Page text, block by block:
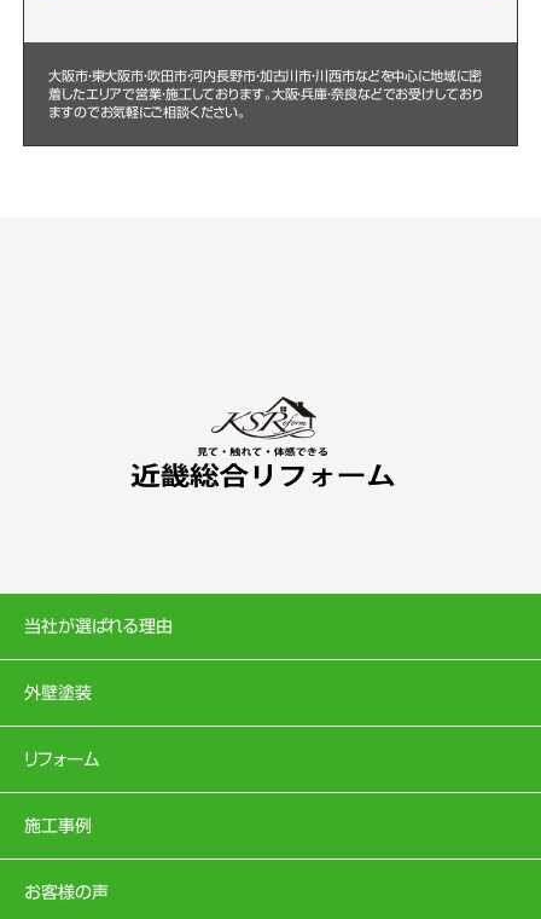
大阪市・東大阪市・吹田市・河内長野市・加古川市・川西市などを中心に地域に密
着したエリアで営業・施工しております。大阪・兵庫・奈良などでお受けしており
ますのでお気軽にご相談ください。
当社が選ばれる理由
外壁塗装
リフォーム
施工事例
お客様の声